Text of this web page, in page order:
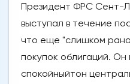
Президент ФРС Сент-
выступал в течение
что еще "слишком
покупок облигаций.
спокойныйтон